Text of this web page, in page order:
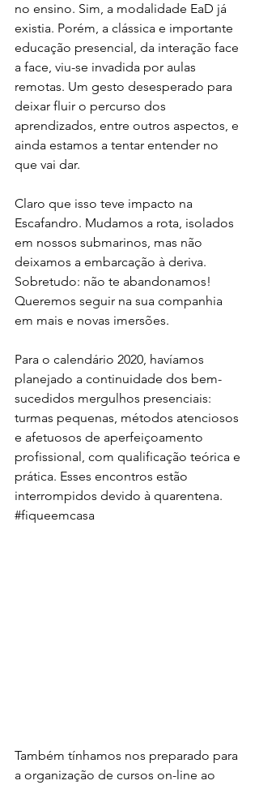
no ensino. Sim, a modalidade EaD já
existia. Porém, a clássica e importante
educação presencial, da interação face
a face, viu-se invadida por aulas
remotas. Um gesto desesperado para
deixar fluir o percurso dos
aprendizados, entre outros aspectos, e
ainda estamos a tentar entender no
que vai dar.
Claro que isso teve impacto na
Escafandro. Mudamos a rota, isolados
em nossos submarinos, mas não
deixamos a embarcação à deriva.
Sobretudo: não te abandonamos!
Queremos seguir na sua companhia
em mais e novas imersões.
Para o calendário 2020, havíamos
planejado a continuidade dos bem-
sucedidos mergulhos presenciais:
turmas pequenas, métodos atenciosos
e afetuosos de aperfeiçoamento
profissional, com qualificação teórica e
prática. Esses encontros estão
interrompidos devido à quarentena.
#fiqueemcasa
Também tínhamos nos preparado para
a organização de cursos on-line ao